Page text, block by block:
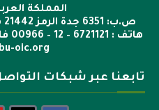
المملكة
هاتف : 6721121 – 12 – 00966 فاكس : 6722600 – 12 – 00966
oic.org
تابعنا عبر شبكات